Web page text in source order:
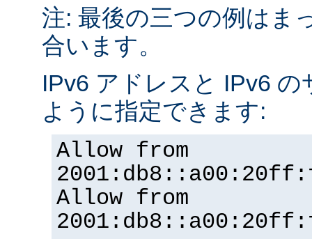
注: 最後の三つの例はま
合います。
IPv6 アドレスと IPv6
ように指定できます:
Allow from
Allow from